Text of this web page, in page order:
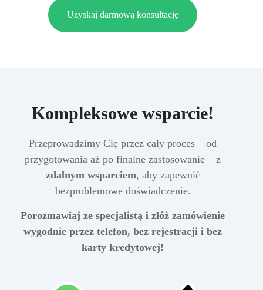
Uzyskaj darmową konsultację
Kompleksowe wsparcie!
Przeprowadzimy Cię przez cały proces – od
przygotowania aż po finalne zastosowanie – z
zdalnym wsparciem, aby zapewnić
bezproblemowe doświadczenie.
Porozmawiaj ze specjalistą i złóż zamówienie
wygodnie przez telefon, bez rejestracji i bez
karty kredytowej!